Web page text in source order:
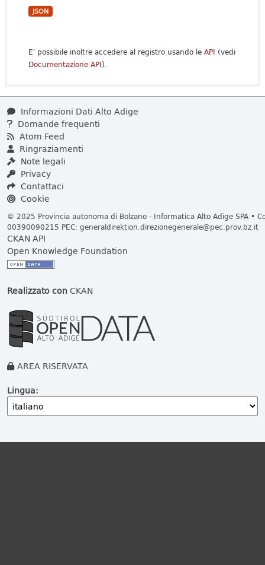
JSON
E' possibile inoltre accedere al registro usando le API (vedi
Documentazione API).
Informazioni Dati Alto Adige
Domande frequenti
Atom Feed
Ringraziamenti
Note legali
Privacy
Contattaci
Cookie
© 2025 Provincia autonoma di Bolzano - Informatica Alto Adige SPA •
00390090215 PEC: generaldirektion.direzionegenerale@pec.prov.bz.it
CKAN API
Open Knowledge Foundation
Realizzato conCKAN
AREA RISERVATA
Lingua